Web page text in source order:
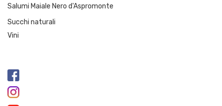
Salumi Maiale Nero d'Aspromonte
Succhi naturali
Vini